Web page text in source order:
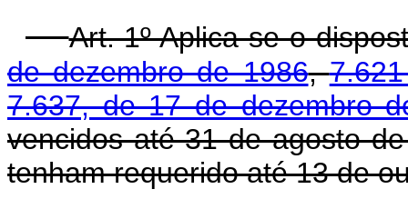
Art. 1º Aplica-se o
de dezembro de 1986,
7.637, de 17 de dezembro
vencidos até 31 de agosto
tenham requerido até 13 de